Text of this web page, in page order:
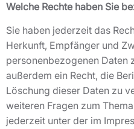
Welche Rechte haben Sie
Sie haben jederzeit das
Herkunft, Empfänger und
personenbezogenen Daten
außerdem ein Recht, die
Löschung dieser Daten zu
weiteren Fragen zum
jederzeit unter der im